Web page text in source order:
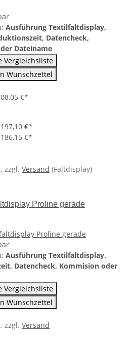
Einsatzorte für eine mobile
kaputt gehen – evtl. durch den
– erhalten Sie sämtliche
Zubehör auch einzeln. Diesen
Kunden über viele Jahre.
mehr an, als das bewährte
Ausführung Textilfaltdisplay,
Datencheck,
Dateiname
Vergleichsliste
Wunschzettel
€*
197,10 €*
186,15 €*
zzgl. Versand (Faltdisplay)
Proline gerade
Ausführung Textilfaltdisplay,
Datencheck, Kommision oder
Vergleichsliste
Wunschzettel
zzgl. Versand